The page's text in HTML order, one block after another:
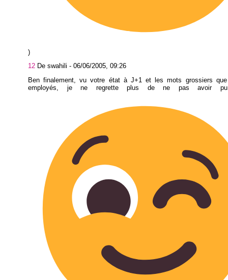
)
12 De swahili - 06/06/2005, 09:26
Ben finalement, vu votre état à J+1 et les mots grossiers
employés, je ne regrette plus de ne pas avoir pu